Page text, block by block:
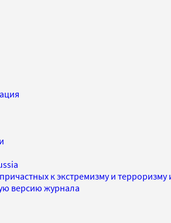
к экстремизму и
версию журнала